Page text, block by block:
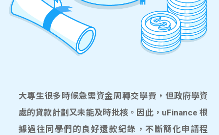
大專生很多時候急需資金周轉交學費，但政府學資
處的貸款計劃又未能及時批核。因此，uFinance 根
據過往同學們的良好還款紀錄，不斷簡化申請程